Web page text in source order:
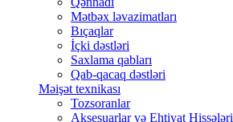
Mətbəx ləvazimatları
Bıçaqlar
İçki dəstləri
Saxlama qabları
Qab-qacaq dəstləri
Məişət texnikası
Tozsoranlar
Aksesuarlar və Ehtiyat Hissələri